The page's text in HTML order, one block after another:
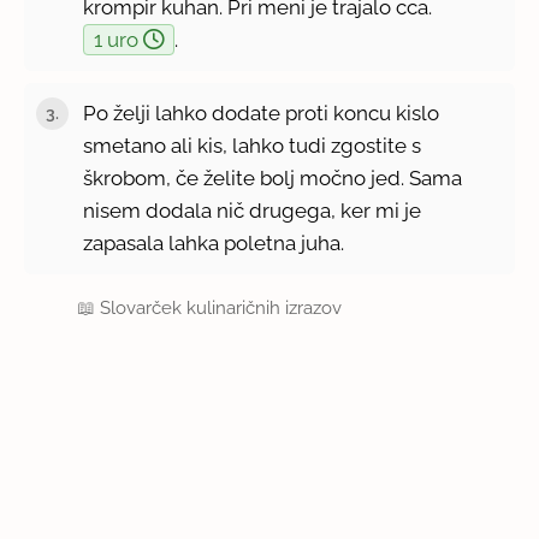
krompir kuhan. Pri meni je trajalo cca.
1 uro
.
Po želji lahko dodate proti koncu kislo
smetano ali kis, lahko tudi zgostite s
škrobom, če želite bolj močno jed. Sama
nisem dodala nič drugega, ker mi je
zapasala lahka poletna juha.
📖Slovarček kulinaričnih izrazov